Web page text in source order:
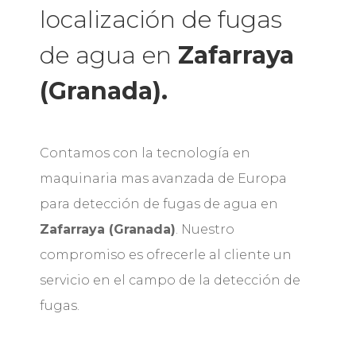
localización de fugas
de agua en Zafarraya
(Granada).
Contamos con la tecnología en
maquinaria mas avanzada de Europa
para detección de fugas de agua en
Zafarraya (Granada). Nuestro
compromiso es ofrecerle al cliente un
servicio en el campo de la detección de
fugas.